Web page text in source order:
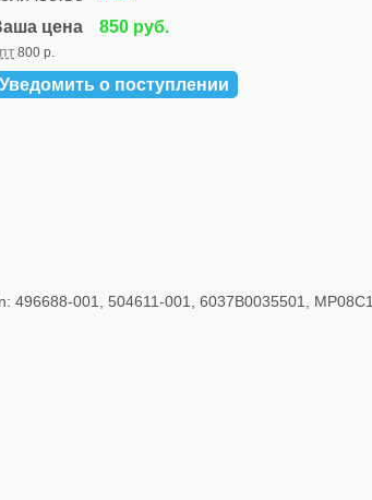
цена 850 руб.
800 р.
Уведомить о поступлении
496688-001, 504611-001, 6037B0035501,